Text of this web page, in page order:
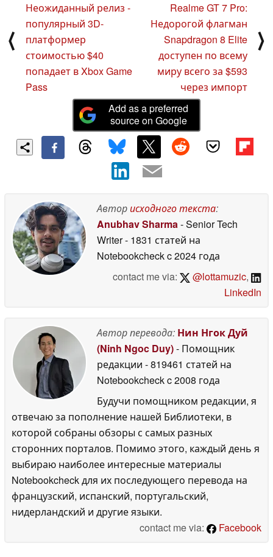
⟨
Неожиданный релиз -
популярный 3D-
платформер
стоимостью $40
попадает в Xbox Game
Pass
Realme GT 7 Pro:
Недорогой флагман
Snapdragon 8 Elite
доступен по всему
миру всего за $593
через импорт
⟩
Add as a preferred
source on Google
Авторисходного текста:
Anubhav Sharma- Senior Tech
Writer- 1831 статей на
Notebookcheckc 2024 года
contact me via:
@lottamuzic,
LinkedIn
Автор перевода: Нин Нгок Дуй
(Ninh Ngoc Duy)- Помощник
редакции - 819461 статей на
Notebookcheckc 2008 года
Будучи помощником редакции, я
отвечаю за пополнение нашей Библиотеки, в
которой собраны обзоры с самых разных
сторонних порталов. Помимо этого, каждый день я
выбираю наиболее интересные материалы
Notebookcheck для их последующего перевода на
французский, испанский, португальский,
нидерландский и другие языки.
contact me via:
Facebook